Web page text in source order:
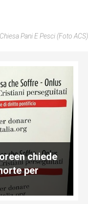
Pani E Pesci (foto ACS)
chiede
per